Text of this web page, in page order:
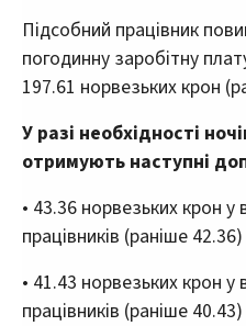
Підсобний працівник
погодинну заробітну
197.61 норвезьких крон
У разі необхідності
отримують наступні
• 43.36 норвезьких крон у
працівників (раніше 42.36)
• 41.43 норвезьких крон у
працівників (раніше 40.43)